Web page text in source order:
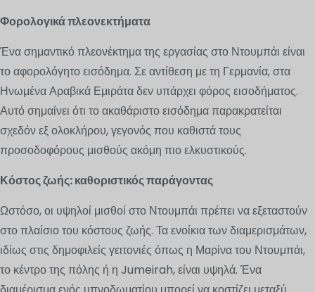
Φορολογικά πλεονεκτήματα
Ένα σημαντικό πλεονέκτημα της εργασίας στο Ντουμπάι είναι
το αφορολόγητο εισόδημα. Σε αντίθεση με τη Γερμανία, στα
Ηνωμένα Αραβικά Εμιράτα δεν υπάρχει φόρος εισοδήματος.
Αυτό σημαίνει ότι το ακαθάριστο εισόδημα παρακρατείται
σχεδόν εξ ολοκλήρου, γεγονός που καθιστά τους
προσοδοφόρους μισθούς ακόμη πιο ελκυστικούς.
Κόστος ζωής: καθοριστικός παράγοντας
Ωστόσο, οι υψηλοί μισθοί στο Ντουμπάι πρέπει να εξεταστούν
στο πλαίσιο του κόστους ζωής. Τα ενοίκια των διαμερισμάτων,
ιδίως στις δημοφιλείς γειτονιές όπως η Μαρίνα του Ντουμπάι,
το κέντρο της πόλης ή η Jumeirah, είναι υψηλά. Ένα